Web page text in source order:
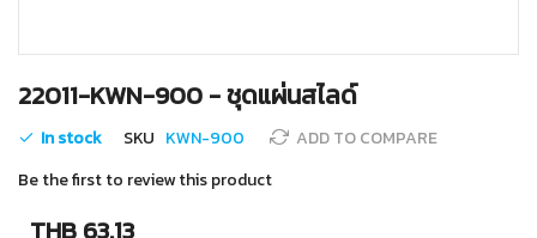
22011-KWN-900 - ชุดแผ่นสไลด์
In stock SKU KWN-900
ADD TO COMPARE
Be the first to review this product
THB 63.13
to
beginning
the
images